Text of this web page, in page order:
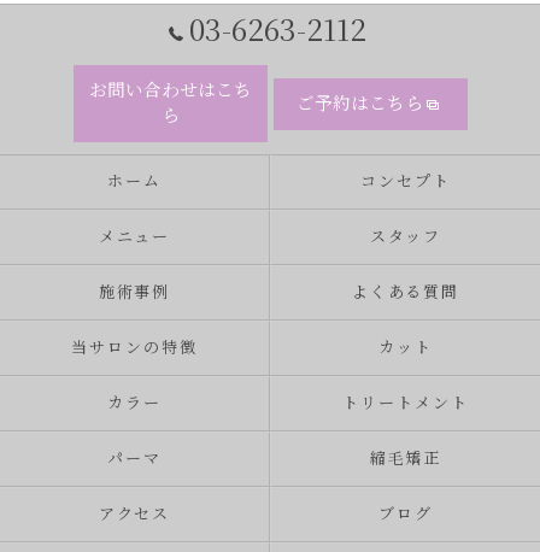
03-6263-2112
お問い合わせはこち
ら
ご予約はこちら
ホーム コンセプト
メニュー スタッフ
施術事例 よくある質問
当サロンの特徴 カット
カラー トリートメント
パーマ 縮毛矯正
アクセス ブログ